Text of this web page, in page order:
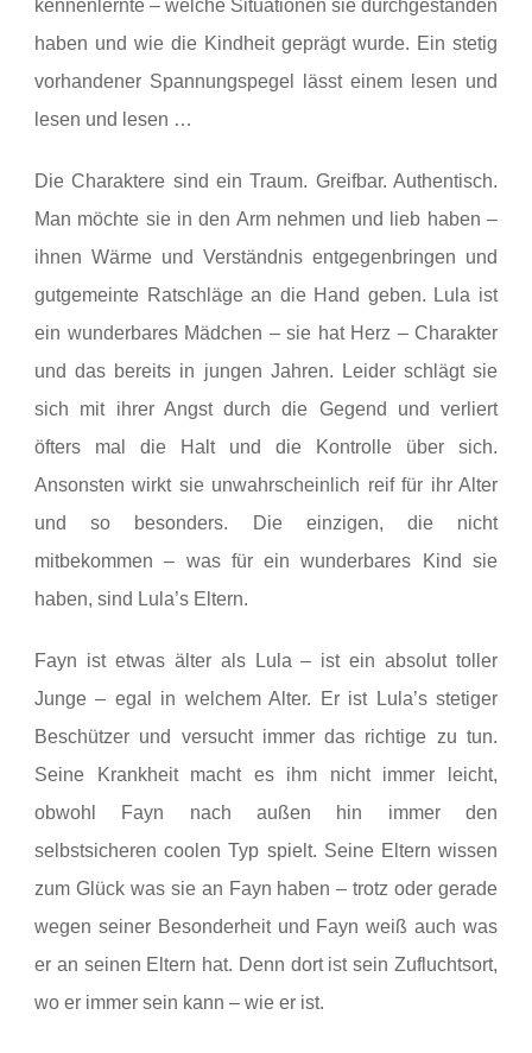
kennenlernte – welche Situationen sie durchgestanden
haben und wie die Kindheit geprägt wurde. Ein stetig
vorhandener Spannungspegel lässt einem lesen und
lesen und lesen …
Die Charaktere sind ein Traum. Greifbar. Authentisch.
Man möchte sie in den Arm nehmen und lieb haben –
ihnen Wärme und Verständnis entgegenbringen und
gutgemeinte Ratschläge an die Hand geben. Lula ist
ein wunderbares Mädchen – sie hat Herz – Charakter
und das bereits in jungen Jahren. Leider schlägt sie
sich mit ihrer Angst durch die Gegend und verliert
öfters mal die Halt und die Kontrolle über sich.
Ansonsten wirkt sie unwahrscheinlich reif für ihr Alter
und so besonders. Die einzigen, die nicht
mitbekommen – was für ein wunderbares Kind sie
haben, sind Lula’s Eltern.
Fayn ist etwas älter als Lula – ist ein absolut toller
Junge – egal in welchem Alter. Er ist Lula’s stetiger
Beschützer und versucht immer das richtige zu tun.
Seine Krankheit macht es ihm nicht immer leicht,
obwohl Fayn nach außen hin immer den
selbstsicheren coolen Typ spielt. Seine Eltern wissen
zum Glück was sie an Fayn haben – trotz oder gerade
wegen seiner Besonderheit und Fayn weiß auch was
er an seinen Eltern hat. Denn dort ist sein Zufluchtsort,
wo er immer sein kann – wie er ist.